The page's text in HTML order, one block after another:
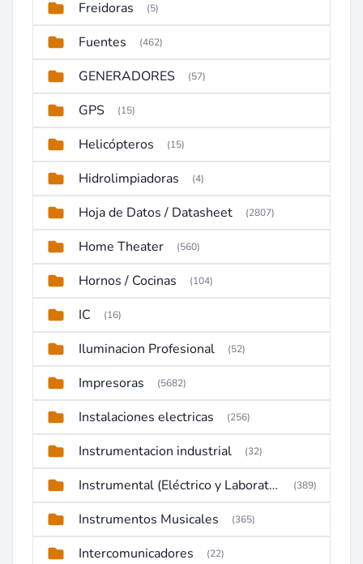
Freidoras (5)
Fuentes (462)
GENERADORES (57)
GPS (15)
Helicópteros (15)
Hidrolimpiadoras (4)
Hoja de Datos / Datasheet (2807)
Home Theater (560)
Hornos / Cocinas (104)
IC (16)
Iluminacion Profesional (52)
Impresoras (5682)
Instalaciones electricas (256)
Instrumentacion industrial (32)
Instrumental (Eléctrico y Laboratorio) (389)
Instrumentos Musicales (365)
Intercomunicadores (22)